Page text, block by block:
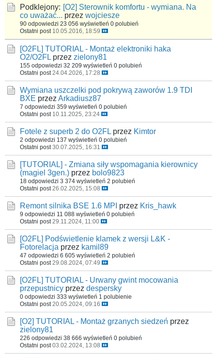
Podklejony: [O2] Sterownik komfortu - wymiana. Na
co uważać... przez wojciesze
90 odpowiedzi 23 056 wyświetleń 0 polubień
Ostatni post 10.05.2016, 18:59
[O2FL] TUTORIAL - Montaż elektroniki haka
O2/O2FL przez zielony81
155 odpowiedzi 32 209 wyświetleń 0 polubień
Ostatni post 24.04.2026, 17:28
Wymiana uszczelki pod pokrywą zaworów 1.9 TDI
BXE przez Arkadiusz87
7 odpowiedzi 359 wyświetleń 0 polubień
Ostatni post 10.11.2025, 23:24
Fotele z superb 2 do O2FL przez Kimtor
2 odpowiedzi 137 wyświetleń 0 polubień
Ostatni post 30.07.2025, 16:31
[TUTORIAL] - Zmiana siły wspomagania kierownicy
(magiel 3gen.) przez bolo9823
18 odpowiedzi 3 374 wyświetleń 2 polubień
Ostatni post 26.02.2025, 15:08
Remont silnika BSE 1.6 MPI przez Kris_hawk
9 odpowiedzi 11 088 wyświetleń 0 polubień
Ostatni post 29.11.2024, 11:00
[O2FL] Podświetlenie klamek z wersji L&K -
Fotorelacja przez kamil89
47 odpowiedzi 6 605 wyświetleń 2 polubień
Ostatni post 29.08.2024, 07:49
[O2FL] TUTORIAL - Urwany gwint mocowania
przepustnicy przez despersky
0 odpowiedzi 333 wyświetleń 1 polubienie
Ostatni post 20.05.2024, 09:16
[O2] TUTORIAL - Montaż grzanych siedzeń przez
zielony81
226 odpowiedzi 38 666 wyświetleń 0 polubień
Ostatni post 03.02.2024, 13:08